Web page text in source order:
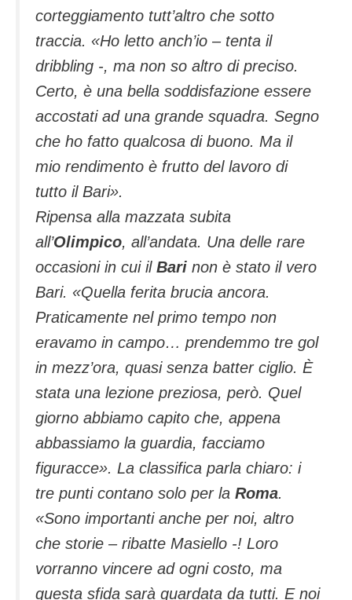
corteggiamento tutt’altro che sotto
traccia. «Ho letto anch’io – tenta il
dribbling -, ma non so altro di preciso.
Certo, è una bella soddisfazione essere
accostati ad una grande squadra. Segno
che ho fatto qualcosa di buono. Ma il
mio rendimento è frutto del lavoro di
tutto il Bari».
Ripensa alla mazzata subita
all’Olimpico, all’andata. Una delle rare
occasioni in cui il Bari non è stato il vero
Bari. «Quella ferita brucia ancora.
Praticamente nel primo tempo non
eravamo in campo… prendemmo tre gol
in mezz’ora, quasi senza batter ciglio. È
stata una lezione preziosa, però. Quel
giorno abbiamo capito che, appena
abbassiamo la guardia, facciamo
figuracce». La classifica parla chiaro: i
tre punti contano solo per la Roma.
«Sono importanti anche per noi, altro
che storie – ribatte Masiello -! Loro
vorranno vincere ad ogni costo, ma
questa sfida sarà guardata da tutti. E noi